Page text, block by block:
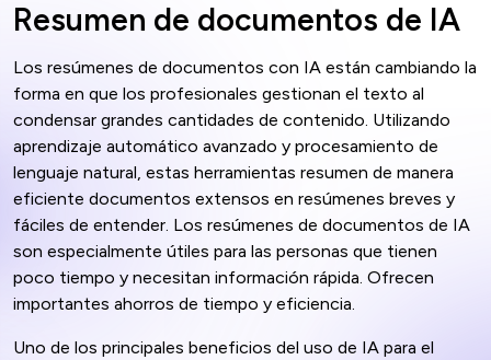
Resumen de documentos de IA
Los resúmenes de documentos con IA están cambiando la
forma en que los profesionales gestionan el texto al
condensar grandes cantidades de contenido. Utilizando
aprendizaje automático avanzado y procesamiento de
lenguaje natural, estas herramientas resumen de manera
eficiente documentos extensos en resúmenes breves y
fáciles de entender. Los resúmenes de documentos de IA
son especialmente útiles para las personas que tienen
poco tiempo y necesitan información rápida. Ofrecen
importantes ahorros de tiempo y eficiencia.
Uno de los principales beneficios del uso de IA para el